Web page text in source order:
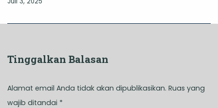
Tinggalkan Balasan
Alamat email Anda tidak akan dipublikasikan. Ruas yang
wajib ditandai *